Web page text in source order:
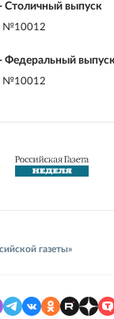
- Столичный выпуск
№10012
- Федеральный
№10012
газеты»